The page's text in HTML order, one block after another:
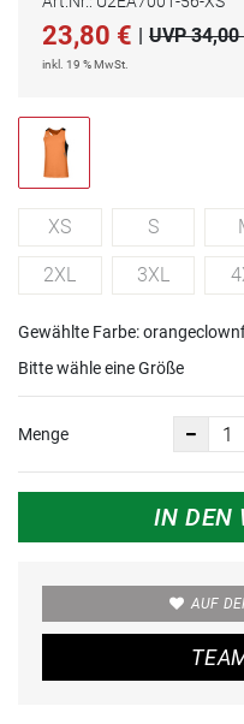
23,80 € | UVP 34,00
inkl. 19 % MwSt.
XS S
2XL 3XL
Gewählte Farbe:
Bitte wähle eine Größe
Menge
IN DEN
AUF